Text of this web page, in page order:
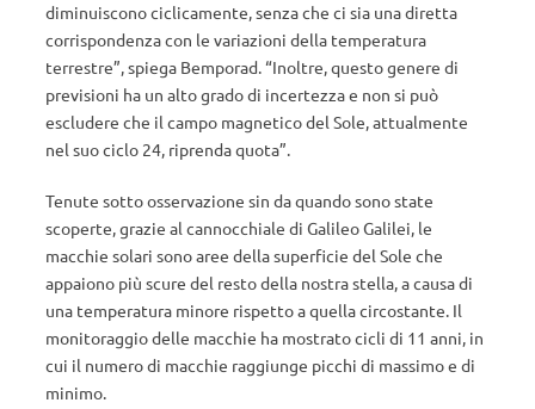
diminuiscono ciclicamente, senza che ci sia una diretta
corrispondenza con le variazioni della temperatura
terrestre”, spiega Bemporad. “Inoltre, questo genere di
previsioni ha un alto grado di incertezza e non si può
escludere che il campo magnetico del Sole, attualmente
nel suo ciclo 24, riprenda quota”.
Tenute sotto osservazione sin da quando sono state
scoperte, grazie al cannocchiale di Galileo Galilei, le
macchie solari sono aree della superficie del Sole che
appaiono più scure del resto della nostra stella, a causa di
una temperatura minore rispetto a quella circostante. Il
monitoraggio delle macchie ha mostrato cicli di 11 anni, in
cui il numero di macchie raggiunge picchi di massimo e di
minimo.